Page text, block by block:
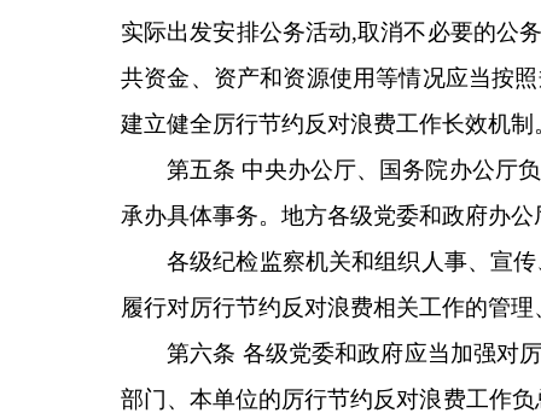
实际出发安排公务活动,取消不必要的公
共资金、资产和资源使用等情况应当按
建立健全厉行节约反对浪费工作长效机制
第五条 中央办公厅、国务院办公厅
承办具体事务。地方各级党委和政府办
各级纪检监察机关和组织人事、宣
履行对厉行节约反对浪费相关工作的管
第六条 各级党委和政府应当加强对
部门、本单位的厉行节约反对浪费工作